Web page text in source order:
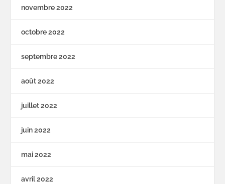
novembre 2022
octobre 2022
septembre 2022
août 2022
juillet 2022
juin 2022
mai 2022
avril 2022